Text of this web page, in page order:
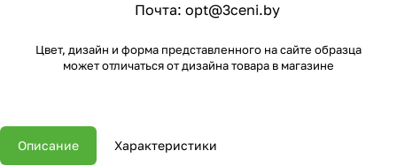
Почта: opt@3ceni.by
Цвет, дизайн и форма представленного на сайте образца
может отличаться от дизайна товара в магазине
Описание Характеристики